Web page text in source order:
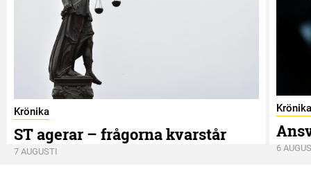
Krönika
ST agerar – frågorna kvarstår
7 AUGUSTI
Krönika
6